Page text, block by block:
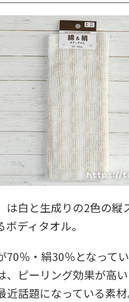
は白と生成りの2色の縦
ディタオル。
70％・絹30％となって
、ピーリング効果が高
近話題になっている素材